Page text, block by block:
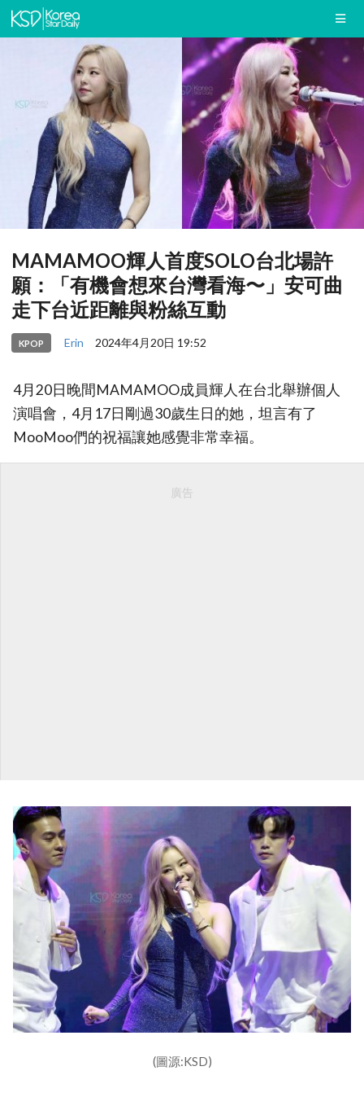
MAMAMOO輝人首度SOLO台北場許
願：「有機會想來台灣看海〜」安可曲
走下台近距離與粉絲互動
KPOP Erin 2024年4月20日 19:52
4月20日晚間MAMAMOO成員輝人在台北舉辦個人
演唱會，4月17日剛過30歲生日的她，坦言有了
MooMoo們的祝福讓她感覺非常幸福。
廣告
(圖源:KSD)